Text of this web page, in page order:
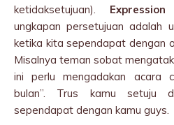
ketidaksetujuan).
ungkapan persetujuan adalah
ketika kita sependapat dengan
Misalnya teman sobat
ini perlu mengadakan acara
bulan”. Trus kamu setuju
sependapat dengan kamu guys.